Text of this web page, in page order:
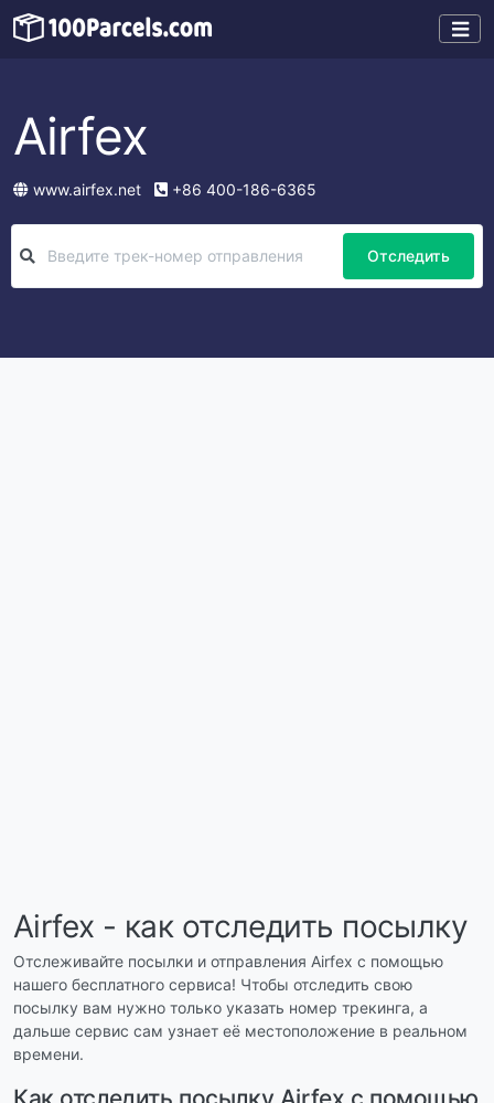
Airfex
www.airfex.net +86 400-186-6365
Отследить
Airfex - как отследить посылку
Отслеживайте посылки и отправления Airfex с помощью
нашего бесплатного сервиса! Чтобы отследить свою
посылку вам нужно только указать номер трекинга, а
дальше сервис сам узнает её местоположение в реальном
времени.